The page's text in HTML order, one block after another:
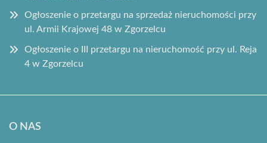
Ogłoszenie o przetargu na sprzedaż nieruchomości przy
ul. Armii Krajowej 48 w Zgorzelcu
Ogłoszenie o III przetargu na nieruchomość przy ul. Reja
4 w Zgorzelcu
O NAS